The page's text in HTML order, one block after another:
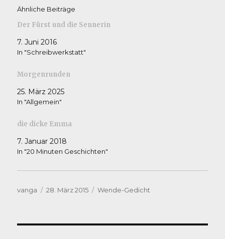
Ähnliche Beiträge
Der Fürst und die Sennerin
7. Juni 2016
In "Schreibwerkstatt"
Morgenrunden
25. März 2025
In "Allgemein"
die dicke Emma
7. Januar 2018
In "20 Minuten Geschichten"
Autor
vanga
Veröffentlicht
28. März 2015 Kategorien
Wende-Gedicht